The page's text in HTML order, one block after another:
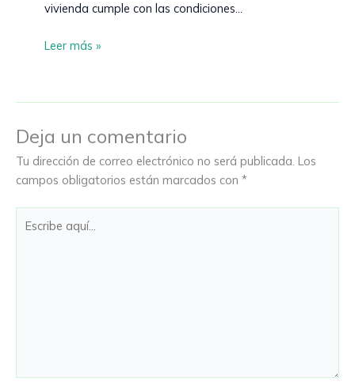
vivienda cumple con las condiciones…
Leer más »
Deja un comentario
Tu dirección de correo electrónico no será publicada. Los
campos obligatorios están marcados con *
aquí...